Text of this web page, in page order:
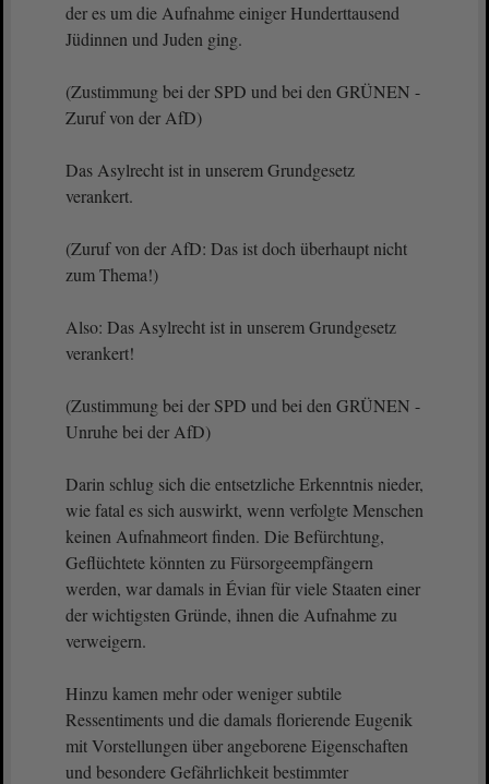
der es um die Aufnahme einiger Hunderttausend
Jüdinnen und Juden ging.
(Zustimmung bei der SPD und bei den GRÜNEN -
Zuruf von der AfD)
Das Asylrecht ist in unserem Grundgesetz
verankert.
(Zuruf von der AfD: Das ist doch überhaupt nicht
zum Thema!)
Also: Das Asylrecht ist in unserem Grundgesetz
verankert!
(Zustimmung bei der SPD und bei den GRÜNEN -
Unruhe bei der AfD)
Darin schlug sich die entsetzliche Erkenntnis nieder,
wie fatal es sich auswirkt, wenn verfolgte Menschen
keinen Aufnahmeort finden. Die Befürchtung,
Geflüchtete könnten zu Fürsorgeempfängern
werden, war damals in Évian für viele Staaten einer
der wichtigsten Gründe, ihnen die Aufnahme zu
verweigern.
Hinzu kamen mehr oder weniger subtile
Ressentiments und die damals florierende Eugenik
mit Vorstellungen über angeborene Eigenschaften
und besondere Gefährlichkeit bestimmter